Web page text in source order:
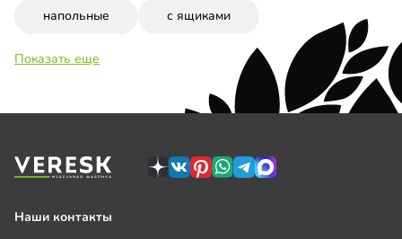
напольные с ящиками
Показать еще
Наши контакты